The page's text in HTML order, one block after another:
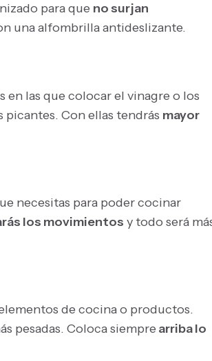
para que no surjan
una alfombrilla antideslizante.
en las que colocar el vinagre o los
picantes. Con ellas tendrás mayor
necesitas para poder cocinar
los movimientos y todo será
de cocina o productos.
pesadas. Coloca siempre arriba lo